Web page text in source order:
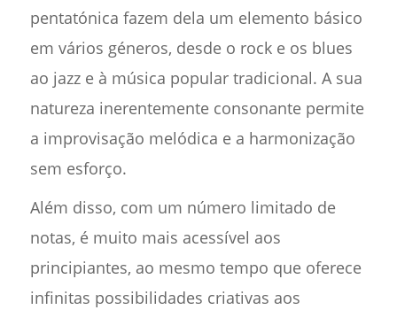
pentatónica fazem dela um elemento básico
em vários géneros, desde o rock e os blues
ao jazz e à música popular tradicional. A sua
natureza inerentemente consonante permite
a improvisação melódica e a harmonização
sem esforço.
Além disso, com um número limitado de
notas, é muito mais acessível aos
principiantes, ao mesmo tempo que oferece
infinitas possibilidades criativas aos